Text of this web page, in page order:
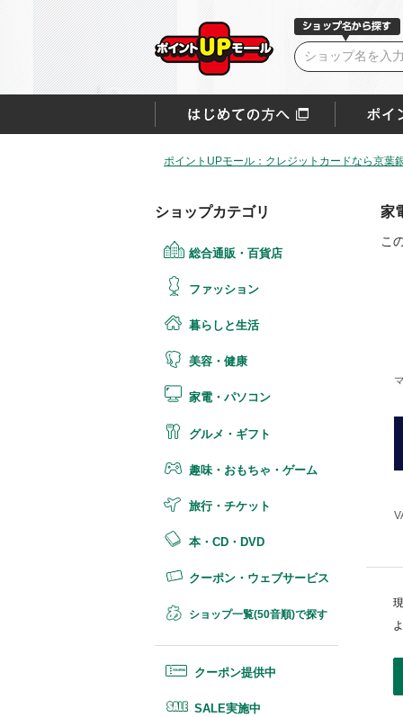
ポイントUPモール：クレジットカードなら京葉
ショップカテゴリ
総合通販・百貨店
ファッション
暮らしと生活
美容・健康
家電・パソコン
グルメ・ギフト
趣味・おもちゃ・ゲーム
旅行・チケット
本・CD・DVD
クーポン・ウェブサービス
ショップ一覧(50音順)で探す
クーポン提供中
SALE実施中
家
こ